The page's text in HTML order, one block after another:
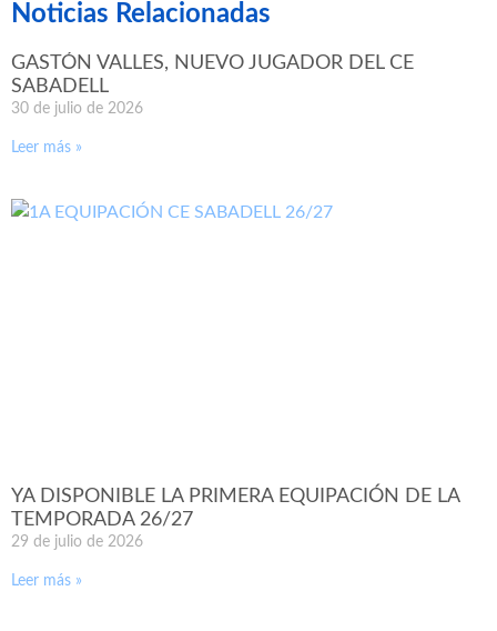
Noticias Relacionadas
GASTÓN VALLES, NUEVO JUGADOR DEL CE
SABADELL
30 de julio de 2026
Leer más »
YA DISPONIBLE LA PRIMERA EQUIPACIÓN DE LA
TEMPORADA 26/27
29 de julio de 2026
Leer más »